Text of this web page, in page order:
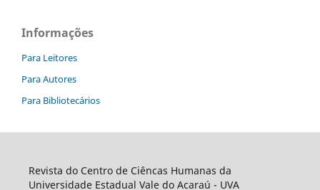
Informações
Para Leitores
Para Autores
Para Bibliotecários
Revista do Centro de Ciêncas Humanas da
Universidade Estadual Vale do Acaraú - UVA